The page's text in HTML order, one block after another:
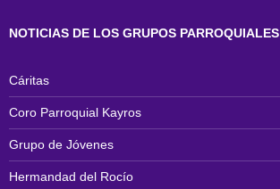
NOTICIAS DE LOS GRUPOS PARROQUIALES
Cáritas
Coro Parroquial Kayros
Grupo de Jóvenes
Hermandad del Rocío